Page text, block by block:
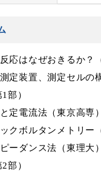
応はなぜおきるか
定装置、測定セル
部）
定電流法（東京高
クボルタンメトリ
ーダンス法（東理
部）